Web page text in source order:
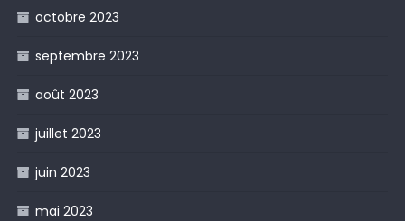
octobre 2023
septembre 2023
août 2023
juillet 2023
juin 2023
mai 2023